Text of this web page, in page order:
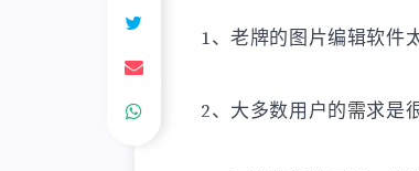
1、老牌的图片编辑软件
2、大多数用户的需求是